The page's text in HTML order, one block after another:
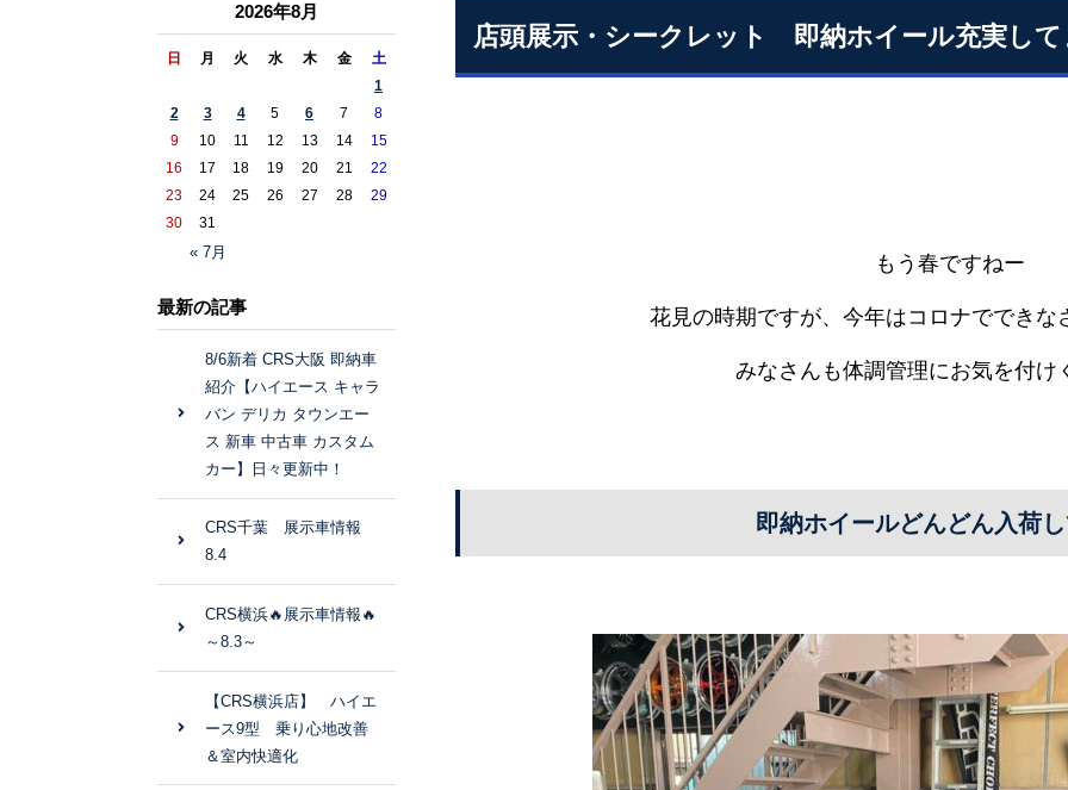
店頭展示・シークレット 即納ホイール充実して
もう春ですねー
花見の時期ですが、今年はコロナでできな
みなさんも体調管理にお気を付け
即納ホイールどんどん入荷
2026年8月
日 月 火 水 木 金 土
« 7月
1
2
3 4 5 6 7
8
9
10 11 12 13 14
15
16
17 18 19 20 21
22
23
24 25 26 27 28
29
30
31
最新の記事
8/6新着 CRS大阪 即納車
紹介【ハイエース キャラ
バン デリカ タウンエー
ス 新車 中古車 カスタム
カー】日々更新中！
CRS千葉 展示車情報
8.4
CRS横浜🔥展示車情報🔥
～8.3～
【CRS横浜店】 ハイエ
ース9型 乗り心地改善
＆室内快適化